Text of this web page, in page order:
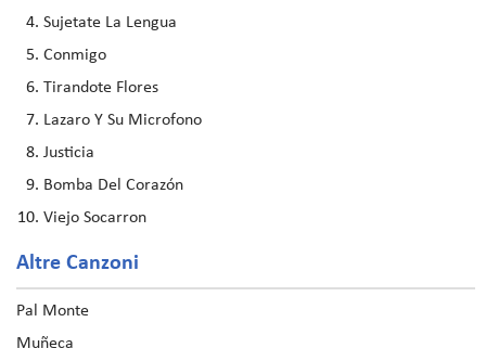
Sujetate La Lengua
Conmigo
Tirandote Flores
Lazaro Y Su Microfono
Justicia
Bomba Del Corazón
Viejo Socarron
Altre Canzoni
Pal Monte
Muñeca